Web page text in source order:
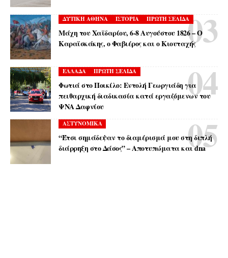
ΔΥΤΙΚΗ ΑΘΗΝΑ ΙΣΤΟΡΙΑ ΠΡΩΤΗ ΣΕΛΙΔΑ
Μάχη του Χαϊδαρίου, 6-8 Αυγούστου 1826 – Ο
Καραϊσκάκης, ο Φαβιέρος και ο Κιουταχής
ΕΛΛΑΔΑ ΠΡΩΤΗ ΣΕΛΙΔΑ
Φωτιά στο Ποικίλο: Εντολή Γεωργιάδη για
πειθαρχική διαδικασία κατά εργαζόμενων του
ΨΝΑ Δαφνίου
ΑΣΤΥΝΟΜΙΚΑ
“Έτσι σημάδεψαν το διαμέρισμά μου στη διπλή
διάρρηξη στο Δάσος” – Αποτυπώματα και dna